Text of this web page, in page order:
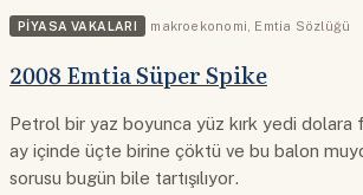
PIYASA VAKALARI makroekonomi, Emtia Sözlüğü
2008 Emtia Süper Spike
Petrol bir yaz boyunca yüz kırk yedi dolara
ay içinde üçte birine çöktü ve bu balon
sorusu bugün bile tartışılıyor.